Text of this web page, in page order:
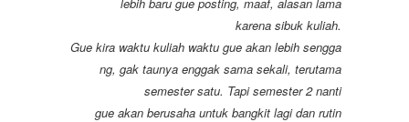
karena sibuk kuliah.
Gue kira waktu kuliah waktu gue akan lebih sengga
ng, gak taunya enggak sama sekali, terutama
semester satu. Tapi semester 2 nanti
gue akan berusaha untuk bangkit lagi dan rutin